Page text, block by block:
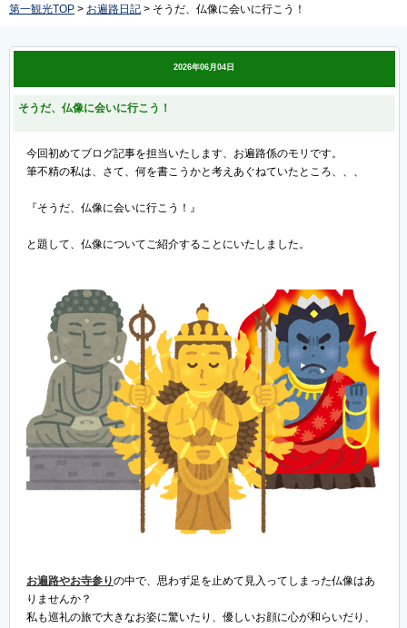
第一観光TOP > お遍路日記 > そうだ、仏像に会いに行こう！
2026年06月04日
そうだ、仏像に会いに行こう！
今回初めてブログ記事を担当いたします、お遍路係のモリです。
筆不精の私は、さて、何を書こうかと考えあぐねていたところ、、、
『そうだ、仏像に会いに行こう！』
と題して、仏像についてご紹介することにいたしました。
お遍路やお寺参りの中で、思わず足を止めて見入ってしまった仏像はあ
りませんか？
私も巡礼の旅で大きなお姿に驚いたり、優しいお顔に心が和らいだり、